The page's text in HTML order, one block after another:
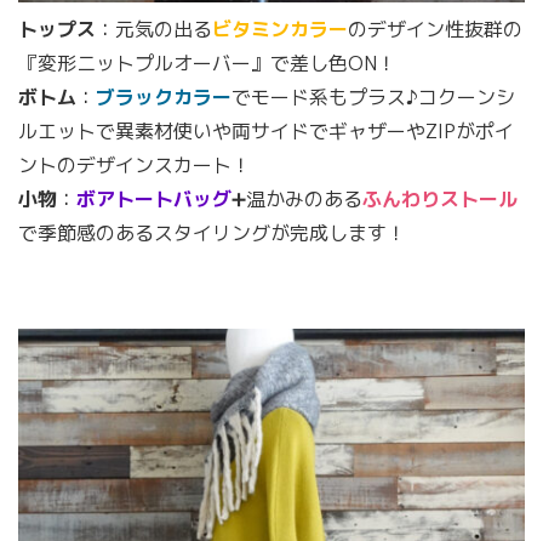
トップス ：元気の出るビタミンカラーのデザイン性抜群の
『変形ニットプルオーバー』で差し色ON！
ボトム ： ブラックカラーでモード系もプラス♪コクーンシ
ルエットで異素材使いや両サイドでギャザーやZIPがポイ
ントのデザインスカート！
小物 ： ボアトートバッグ➕温かみのあるふんわりストール
で季節感のあるスタイリングが完成します！